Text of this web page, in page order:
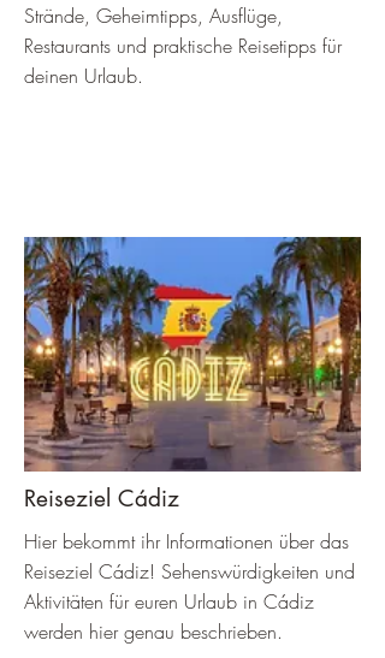
Strände, Geheimtipps, Ausflüge,
Restaurants und praktische Reisetipps für
deinen Urlaub.
Reiseziel Cádiz
Hier bekommt ihr Informationen über das
Reiseziel Cádiz! Sehenswürdigkeiten und
Aktivitäten für euren Urlaub in Cádiz
werden hier genau beschrieben.